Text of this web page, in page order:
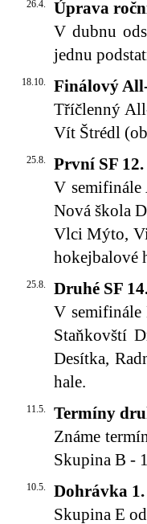
26.4.
Úprava
V dubnu
jednu
18.10.
Finálový
Tříčlenný
Vít Štrédl
25.8.
První SF
V semifinále
Nová škola
Vlci Mýto,
hokejbalové
25.8.
Druhé SF
V semifinále
Staňkovští
Desítka,
hale.
11.5.
Termíny
Známe
Skupina B -
10.5.
Dohrávka
Skupina E